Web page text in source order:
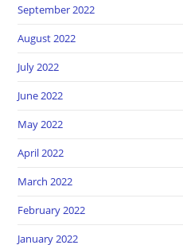
September 2022
August 2022
July 2022
June 2022
May 2022
April 2022
March 2022
February 2022
January 2022